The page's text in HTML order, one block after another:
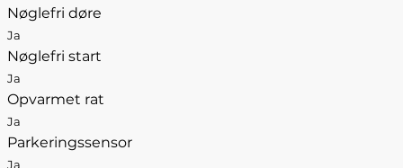
Nøglefri døre
Ja
Nøglefri start
Ja
Opvarmet rat
Ja
Parkeringssensor
Ja